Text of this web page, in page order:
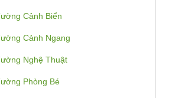
Cảnh Biển
Cảnh Ngang
Nghệ Thuật
Phòng Bé